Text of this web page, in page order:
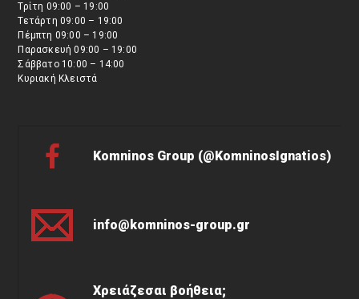
Τρίτη 09:00 – 19:00
Τετάρτη 09:00 – 19:00
Πέμπτη 09:00 – 19:00
Παρασκευή 09:00 – 19:00
Σάββατο 10:00 – 14:00
Κυριακή Κλειστά
Komninos Group (@KomninosIgnatios)
info@komninos-group.gr
Χρειάζεσαι βοήθεια;